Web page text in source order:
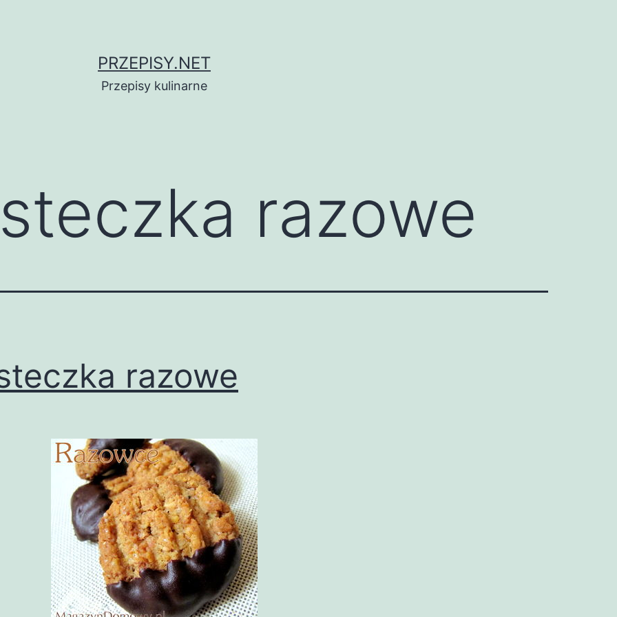
PRZEPISY.NET
Przepisy kulinarne
razowe
razowe